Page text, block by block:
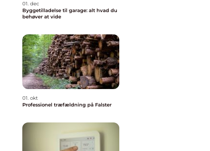
01. dec
Byggetilladelse til garage: alt hvad du
behøver at vide
01. okt
Professionel træfældning på Falster